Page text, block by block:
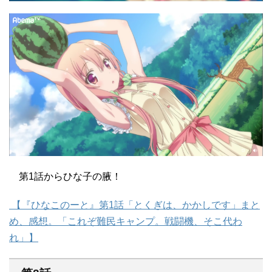
第1話からひな子の腋！
【『ひなこのーと』第1話「とくぎは、かかしです」まと
め、感想。「これぞ難民キャンプ。戦闘機、そこ代わ
れ」】